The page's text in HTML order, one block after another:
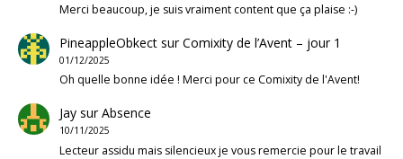
Merci beaucoup, je suis vraiment content que ça plaise :-)
PineappleObkectsurComixity de l’Avent – jour 1
01/12/2025
Oh quelle bonne idée ! Merci pour ce Comixity de l'Avent!
JaysurAbsence
10/11/2025
Lecteur assidu mais silencieux je vous remercie pour le travail